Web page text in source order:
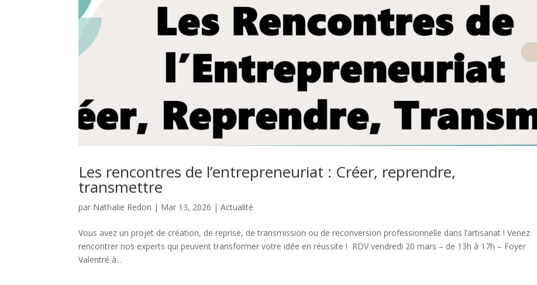
Les rencontres de l’entrepreneuriat : Créer, reprendre,
transmettre
par Nathalie Redon | Mar 13, 2026 |Actualité
Vous avez un projet de création, de reprise, de transmission ou de reconversion professionnelle dans l’artisanat ! Venez
rencontrer nos experts qui peuvent transformer votre idée en réussite ! RDV vendredi 20 mars – de 13h à 17h – Foyer
Valentré à...